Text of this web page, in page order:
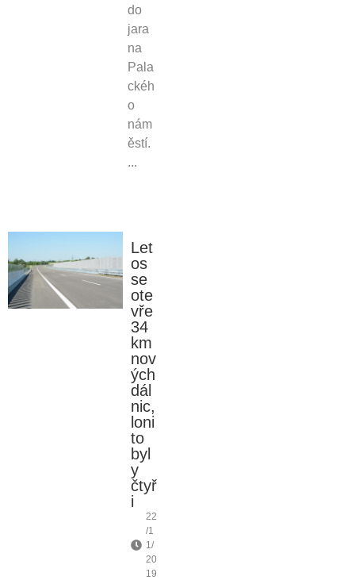
do
jara
na
Pala
ckéh
o
nám
ěstí.
...
Let
os
se
ote
vře
34
km
nov
ých
dál
nic,
loni
to
byl
y
čtyř
i
22
/1
1/
20
19